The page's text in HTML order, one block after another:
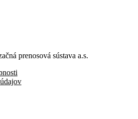
prenosová sústava a.s.